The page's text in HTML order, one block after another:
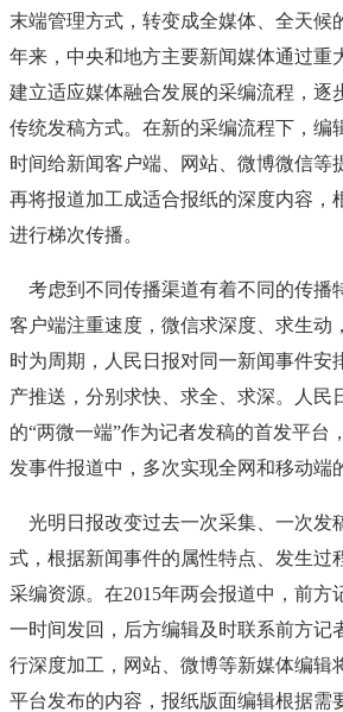
末端管理方式，转变成全媒体、全天候
年来，中央和地方主要新闻媒体通过重
建立适应媒体融合发展的采编流程，逐
传统发稿方式。在新的采编流程下，编
时间给新闻客户端、网站、微博微信等
再将报道加工成适合报纸的深度内容，
进行梯次传播。
考虑到不同传播渠道有着不同的传播
客户端注重速度，微信求深度、求生动
时为周期，人民日报对同一新闻事件安
产推送，分别求快、求全、求深。人民
的“两微一端”作为记者发稿的首发平台
发事件报道中，多次实现全网和移动端
光明日报改变过去一次采集、一次发
式，根据新闻事件的属性特点、发生过
采编资源。在2015年两会报道中，前方
一时间发回，后方编辑及时联系前方记
行深度加工，网站、微博等新媒体编辑
平台发布的内容，报纸版面编辑根据需